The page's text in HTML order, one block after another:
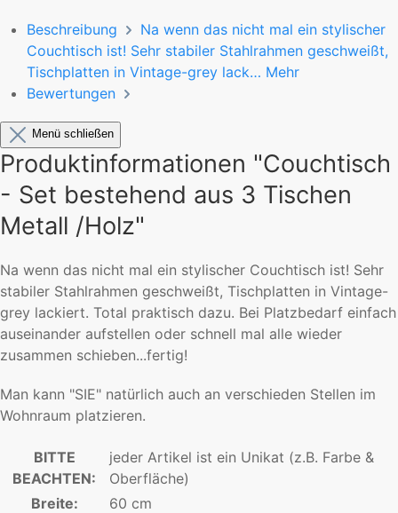
Beschreibung
Na wenn das nicht mal ein stylischer
Couchtisch ist! Sehr stabiler Stahlrahmen geschweißt,
Tischplatten in Vintage-grey lack… Mehr
Bewertungen
Menü schließen
Produktinformationen "Couchtisch
- Set bestehend aus 3 Tischen
Metall /Holz"
Na wenn das nicht mal ein stylischer Couchtisch ist! Sehr
stabiler Stahlrahmen geschweißt, Tischplatten in Vintage-
grey lackiert. Total praktisch dazu. Bei Platzbedarf einfach
auseinander aufstellen oder schnell mal alle wieder
zusammen schieben...fertig!
Man kann "SIE" natürlich auch an verschieden Stellen im
Wohnraum platzieren.
BITTE
BEACHTEN:
jeder Artikel ist ein Unikat (z.B. Farbe &
Oberfläche)
Breite:
60 cm